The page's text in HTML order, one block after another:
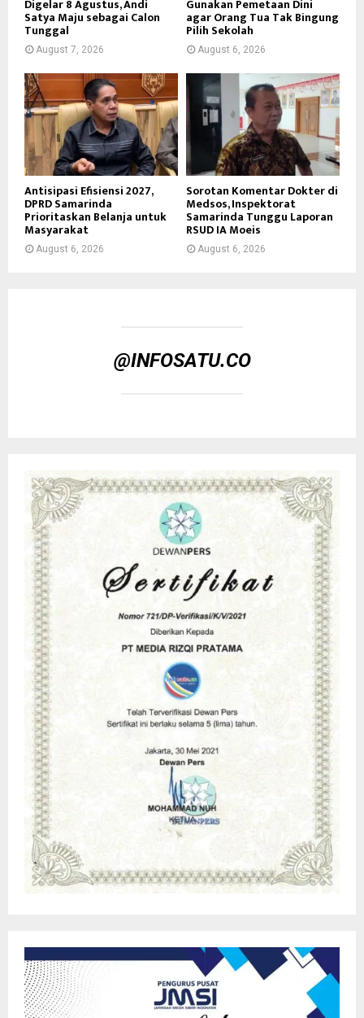
Digelar 8 Agustus, Andi
Satya Maju sebagai Calon
Tunggal
August 7, 2026
Gunakan Pemetaan Dini
agar Orang Tua Tak Bingung
Pilih Sekolah
August 6, 2026
Antisipasi Efisiensi 2027,
DPRD Samarinda
Prioritaskan Belanja untuk
Masyarakat
August 6, 2026
Sorotan Komentar Dokter di
Medsos, Inspektorat
Samarinda Tunggu Laporan
RSUD IA Moeis
August 6, 2026
@INFOSATU.CO